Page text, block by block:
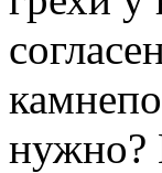
нужно?